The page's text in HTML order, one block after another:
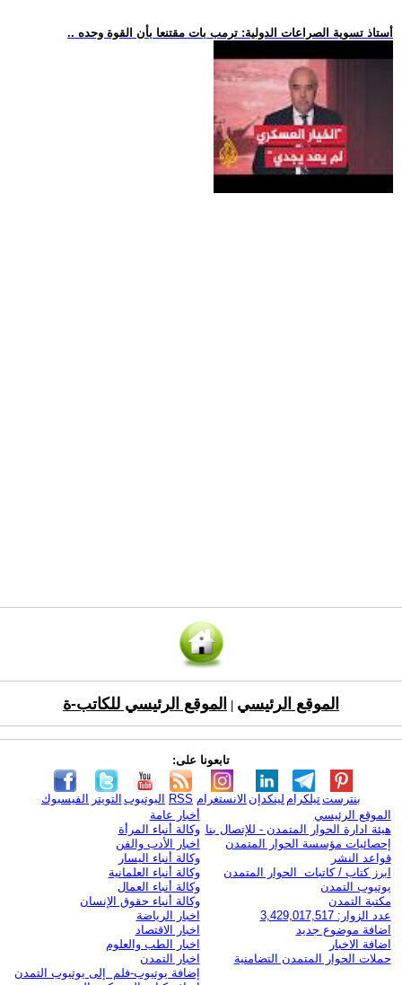
.. أستاذ تسوية الصراعات الدولية: ترمب بات مقتنعا بأن القوة وحده
الموقع الرئيسي الموقع الرئيسي للكاتب-ة
تابعونا على:
الفيسبوك التويتر اليوتيوب RSS الانستغرام لينكدإن تيلكرامبنترست
الموقع الرئيسي
هيئة ادارة الحوار المتمدن - للإتصال بنا
إحصائيات مؤسسة الحوار المتمدن
قواعد النشر
ابرز كتاب / كاتبات الحوار المتمدن
يوتيوب التمدن
مكتبة التمدن
عدد الزوار: 3,429,017,517
اضافة موضوع جديد
اضافة الاخبار
حملات الحوار المتمدن التضامنية
أخبار عامة
وكالة أنباء المرأة
اخبار الأدب والفن
وكالة أنباء اليسار
وكالة أنباء العلمانية
وكالة أنباء العمال
وكالة أنباء حقوق الإنسان
اخبار الرياضة
اخبار الاقتصاد
اخبار الطب والعلوم
اخبار التمدن
إضافة يوتيوب-فلم إلى يوتيوب التمدن